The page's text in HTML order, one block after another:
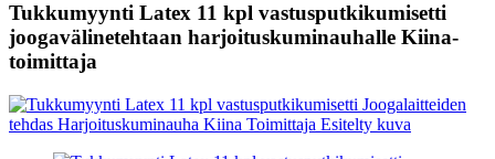
Tukkumyynti Latex 11 kpl vastusputkikumisetti
joogavälinetehtaan harjoituskuminauhalle Kiina-
toimittaja